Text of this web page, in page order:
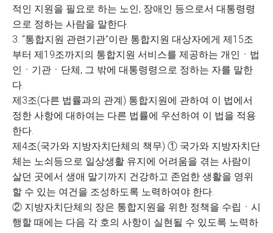
적인 지원을 필요로 하는 노인, 장애인 등으로서 대통령령
으로 정하는 사람을 말한다.
3. “통합지원 관련기관”이란 통합지원 대상자에게 제15조
부터 제19조까지의 통합지원 서비스를 제공하는 개인ㆍ법
인ㆍ기관ㆍ단체, 그 밖에 대통령령으로 정하는 자를 말한
다.
제3조(다른 법률과의 관계) 통합지원에 관하여 이 법에서
정한 사항에 대하여는 다른 법률에 우선하여 이 법을 적용
한다.
제4조(국가와 지방자치단체의 책무) ① 국가와 지방자치단
체는 노쇠등으로 일상생활 유지에 어려움을 겪는 사람이
살던 곳에서 생애 말기까지 건강하고 존엄한 생활을 영위
할 수 있는 여건을 조성하도록 노력하여야 한다.
② 지방자치단체의 장은 통합지원을 위한 정책을 수립ㆍ시
행할 때에는 다음 각 호의 사항이 실현될 수 있도록 노력하